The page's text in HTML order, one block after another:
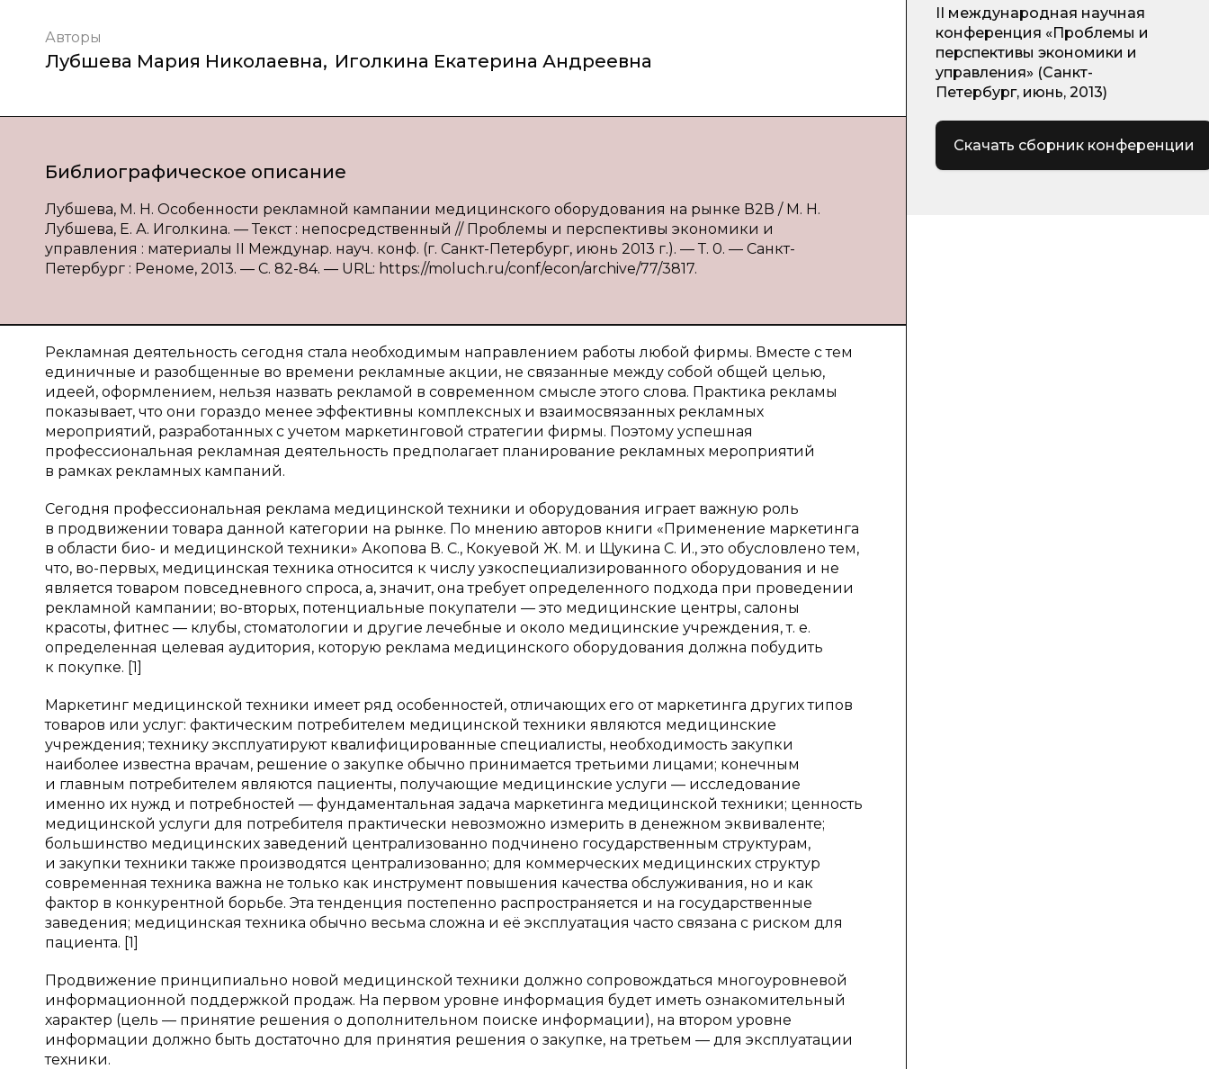
Авторы
Лубшева Мария Николаевна, Иголкина Екатерина Андреевна
Библиографическое описание
Лубшева, М. Н. Особенности рекламной кампании медицинского оборудования на рынке В2В / М. Н.
Лубшева, Е. А. Иголкина. — Текст : непосредственный // Проблемы и перспективы экономики и
управления : материалы II Междунар. науч. конф. (г. Санкт-Петербург, июнь 2013 г.). — Т. 0. — Санкт-
Петербург : Реноме, 2013. — С. 82-84. — URL: https://moluch.ru/conf/econ/archive/77/3817.
Рекламная деятельность сегодня стала необходимым направлением работы любой фирмы. Вместе с тем
единичные и разобщенные во времени рекламные акции, не связанные между собой общей целью,
идеей, оформлением, нельзя назвать рекламой в современном смысле этого слова. Практика рекламы
показывает, что они гораздо менее эффективны комплексных и взаимосвязанных рекламных
мероприятий, разработанных с учетом маркетинговой стратегии фирмы. Поэтому успешная
профессиональная рекламная деятельность предполагает планирование рекламных мероприятий
в рамках рекламных кампаний.
Сегодня профессиональная реклама медицинской техники и оборудования играет важную роль
в продвижении товара данной категории на рынке. По мнению авторов книги «Применение маркетинга
в области био- и медицинской техники» Акопова В. С., Кокуевой Ж. М. и Щукина С. И., это обусловлено тем,
что, во-первых, медицинская техника относится к числу узкоспециализированного оборудования и не
является товаром повседневного спроса, а, значит, она требует определенного подхода при проведении
рекламной кампании; во-вторых, потенциальные покупатели — это медицинские центры, салоны
красоты, фитнес — клубы, стоматологии и другие лечебные и около медицинские учреждения, т. е.
определенная целевая аудитория, которую реклама медицинского оборудования должна побудить
к покупке. [1]
Маркетинг медицинской техники имеет ряд особенностей, отличающих его от маркетинга других типов
товаров или услуг: фактическим потребителем медицинской техники являются медицинские
учреждения; технику эксплуатируют квалифицированные специалисты, необходимость закупки
наиболее известна врачам, решение о закупке обычно принимается третьими лицами; конечным
и главным потребителем являются пациенты, получающие медицинские услуги — исследование
именно их нужд и потребностей — фундаментальная задача маркетинга медицинской техники; ценность
медицинской услуги для потребителя практически невозможно измерить в денежном эквиваленте;
большинство медицинских заведений централизованно подчинено государственным структурам,
и закупки техники также производятся централизованно; для коммерческих медицинских структур
современная техника важна не только как инструмент повышения качества обслуживания, но и как
фактор в конкурентной борьбе. Эта тенденция постепенно распространяется и на государственные
заведения; медицинская техника обычно весьма сложна и её эксплуатация часто связана с риском для
пациента. [1]
Продвижение принципиально новой медицинской техники должно сопровождаться многоуровневой
информационной поддержкой продаж. На первом уровне информация будет иметь ознакомительный
характер (цель — принятие решения о дополнительном поиске информации), на втором уровне
информации должно быть достаточно для принятия решения о закупке, на третьем — для эксплуатации
техники.
II международная научная
конференция «Проблемы и
перспективы экономики и
управления» (Санкт-
Петербург, июнь, 2013)
Скачать сборник конференции